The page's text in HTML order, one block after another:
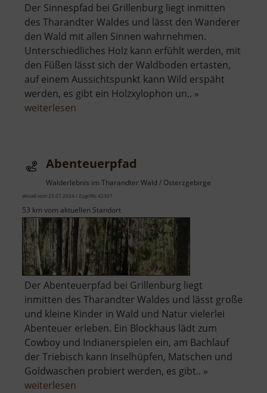
Der Sinnespfad bei Grillenburg liegt inmitten
des Tharandter Waldes und lässt den Wanderer
den Wald mit allen Sinnen wahrnehmen.
Unterschiedliches Holz kann erfühlt werden, mit
den Füßen lässt sich der Waldboden ertasten,
auf einem Aussichtspunkt kann Wild erspäht
werden, es gibt ein Holzxylophon un.. »
weiterlesen
Abenteuerpfad
Walderlebnis im Tharandter Wald / Osterzgebirge
aktuell vom 23.07.2024 / Zugriffe: 42307
53 km vom aktuellen Standort
Der Abenteuerpfad bei Grillenburg liegt
inmitten des Tharandter Waldes und lässt große
und kleine Kinder in Wald und Natur vielerlei
Abenteuer erleben. Ein Blockhaus lädt zum
Cowboy und Indianerspielen ein, am Bachlauf
der Triebisch kann Inselhüpfen, Matschen und
Goldwaschen probiert werden, es gibt.. »
weiterlesen